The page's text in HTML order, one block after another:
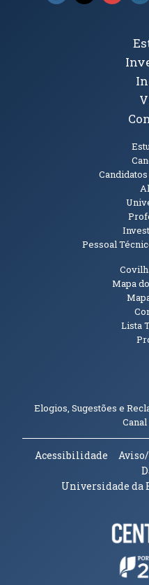
Tópicos
Pessoal
InformaçõesMapa
Lista
Elogios, Sugestões e
Acessibilidade
Universidade
Parceiros e